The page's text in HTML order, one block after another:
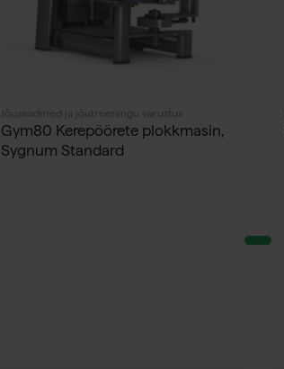
Jõuseadmed ja jõutreeningu varustus
Gym80 Kerepöörete plokkmasin,
Sygnum Standard